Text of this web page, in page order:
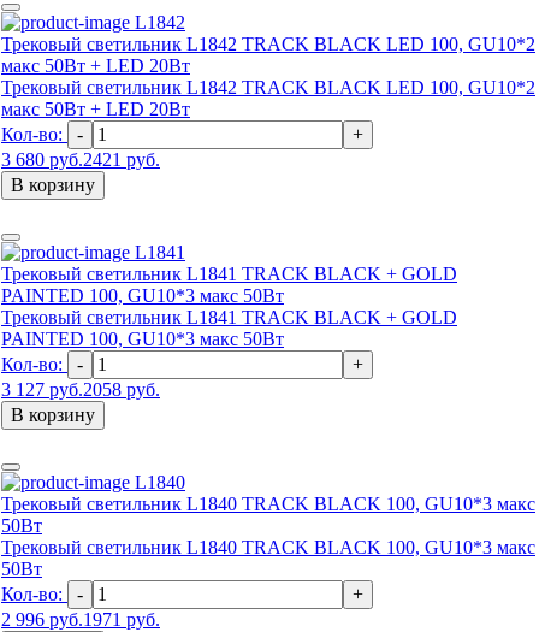
L1842
Трековый светильник L1842 TRACK BLACK LED 100, GU10*2
макс 50Вт + LED 20Вт
Трековый светильник L1842 TRACK BLACK LED 100, GU10*2
макс 50Вт + LED 20Вт
Кол-во:
-
+
3 680 руб.2421 руб.
В корзину
L1841
Трековый светильник L1841 TRACK BLACK + GOLD
PAINTED 100, GU10*3 макс 50Вт
Трековый светильник L1841 TRACK BLACK + GOLD
PAINTED 100, GU10*3 макс 50Вт
Кол-во:
-
+
3 127 руб.2058 руб.
В корзину
L1840
Трековый светильник L1840 TRACK BLACK 100, GU10*3 макс
50Вт
Трековый светильник L1840 TRACK BLACK 100, GU10*3 макс
50Вт
Кол-во:
-
+
2 996 руб.1971 руб.